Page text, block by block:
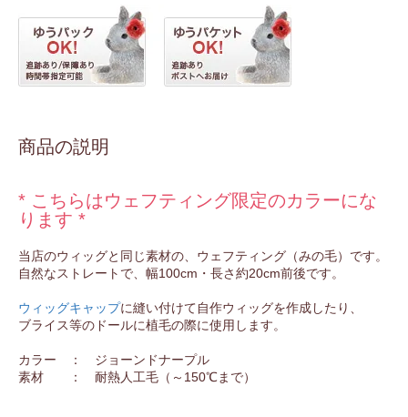
商品の説明
* こちらはウェフティング限定のカラーにな
ります *
当店のウィッグと同じ素材の、ウェフティング（みの毛）です。
自然なストレートで、幅100cm・長さ約20cm前後です。
ウィッグキャップに縫い付けて自作ウィッグを作成したり、
ブライス等のドールに植毛の際に使用します。
カラー ： ジョーンドナープル
素材 ： 耐熱人工毛（～150℃まで）